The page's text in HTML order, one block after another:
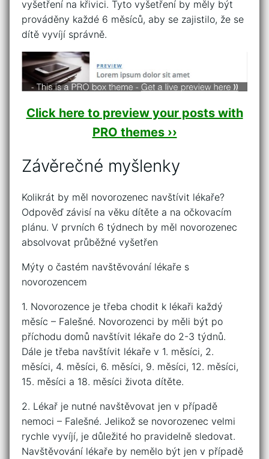
vyšetření na křivici. Tyto vyšetření by měly být
prováděny každé 6 měsíců, aby se zajistilo, že se
dítě vyvíjí správně.
Click here to preview your posts with
PRO themes ››
Závěrečné myšlenky
Kolikrát by měl novorozenec navštívit lékaře?
Odpověď závisí na věku dítěte a na očkovacím
plánu. V prvních 6 týdnech by měl novorozenec
absolvovat průběžné vyšetřen
Mýty o častém navštěvování lékaře s
novorozencem
1. Novorozence je třeba chodit k lékaři každý
měsíc – Falešné. Novorozenci by měli být po
příchodu domů navštívit lékaře do 2-3 týdnů.
Dále je třeba navštívit lékaře v 1. měsíci, 2.
měsíci, 4. měsíci, 6. měsíci, 9. měsíci, 12. měsíci,
15. měsíci a 18. měsíci života dítěte.
2. Lékař je nutné navštěvovat jen v případě
nemoci – Falešné. Jelikož se novorozenec velmi
rychle vyvíjí, je důležité ho pravidelně sledovat.
Navštěvování lékaře by nemělo být jen v případě